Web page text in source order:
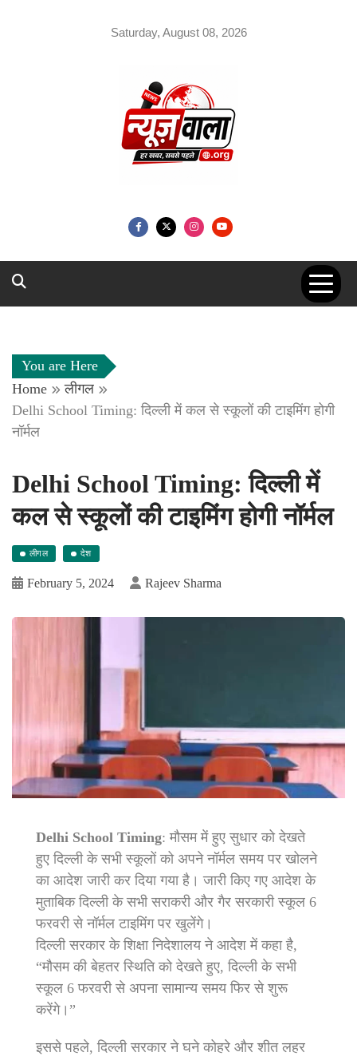
Saturday, August 08, 2026
You are Here
Home
लीगल
Delhi School Timing: दिल्ली में कल से स्कूलों की टाइमिंग होगी
नॉर्मल
Delhi School Timing: दिल्ली में
कल से स्कूलों की टाइमिंग होगी नॉर्मल
लीगल देश
February 5, 2024 Rajeev Sharma
Delhi School Timing: मौसम में हुए सुधार को देखते
हुए दिल्ली के सभी स्कूलों को अपने नॉर्मल समय पर खोलने
का आदेश जारी कर दिया गया है। जारी किए गए आदेश के
मुताबिक दिल्ली के सभी सराकरी और गैर सरकारी स्कूल 6
फरवरी से नॉर्मल टाइमिंग पर खुलेंगे।
दिल्ली सरकार के शिक्षा निदेशालय ने आदेश में कहा है,
“मौसम की बेहतर स्थिति को देखते हुए, दिल्ली के सभी
स्कूल 6 फरवरी से अपना सामान्य समय फिर से शुरू
करेंगे।”
इससे पहले, दिल्ली सरकार ने घने कोहरे और शीत लहर